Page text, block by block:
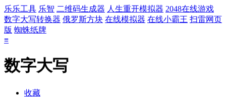
乐乐工具 乐智 二维码生成器 人生重开模拟器 2048在线游戏
数字大写转换器 俄罗斯方块 在线模拟器 在线小霸王 扫雷网页
版 蜘蛛纸牌
≡
数字大写
收藏